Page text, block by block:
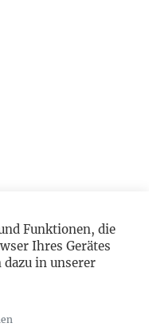
Funktionen, die
Ihres Gerätes
in unserer